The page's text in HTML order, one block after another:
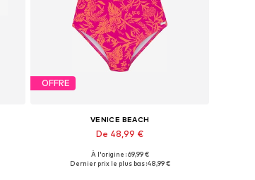
OFFRE
VENICE BEACH
De 48,99 €
Tailles disponibles: XS, S, M, L, XL, XXL
À l'origine : 69,99 €
Dernier prix le plus bas :48,99 €